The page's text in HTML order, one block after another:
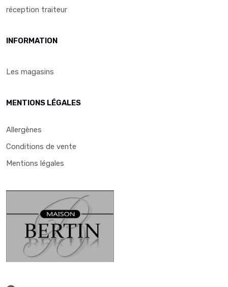
réception traiteur
INFORMATION
Les magasins
MENTIONS LÉGALES
Allergènes
Conditions de vente
Mentions légales